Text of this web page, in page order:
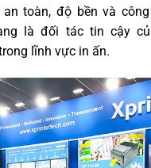
toàn, độ bền và
là đối tác tin cậy
lĩnh vực in ấn.